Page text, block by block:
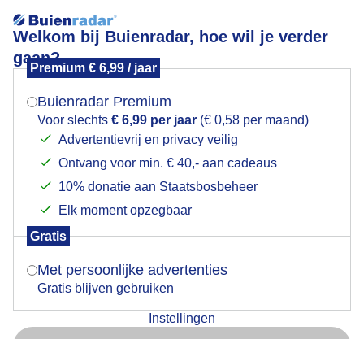
Welkom bij Buienradar, hoe wil je verder
gaan?
Premium € 6,99 / jaar
Buienradar Premium
Voor slechts € 6,99 per jaar (€ 0,58 per maand)
Advertentievrij en privacy veilig
Ontvang voor min. € 40,- aan cadeaus
10% donatie aan Staatsbosbeheer
Elk moment opzegbaar
Gratis
Met persoonlijke advertenties
Gratis blijven gebruiken
Instellingen
In de stromende regen......regendruppels op de
Hibiscus "Blue Bird"
Mogen we je locatie gebruiken voor het
Indien je hier nog geen akkoord op hebt gegeven,
verschijnt er zo een pop-up uit je browser waarin
Is goed, toon de popup
Nu niet, misschien later